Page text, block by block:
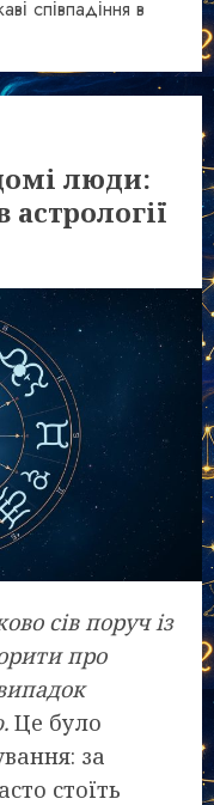
співпадіння в
люди:
астрології
сів поруч із
про
Це було
за
стоїть